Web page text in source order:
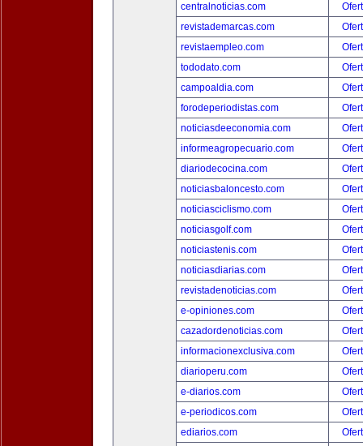
centralnoticias.com
revistademarcas.com
revistaempleo.com
tododato.com
campoaldia.com
forodeperiodistas.com
noticiasdeeconomia.com
informeagropecuario.com
diariodecocina.com
noticiasbaloncesto.com
noticiasciclismo.com
noticiasgolf.com
noticiastenis.com
noticiasdiarias.com
revistadenoticias.com
e-opiniones.com
cazadordenoticias.com
informacionexclusiva.com
diarioperu.com
e-diarios.com
e-periodicos.com
ediarios.com